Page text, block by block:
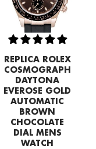
REPLICA ROLEX
COSMOGRAPH
DAYTONA
EVEROSE GOLD
AUTOMATIC
BROWN
CHOCOLATE
DIAL MENS
WATCH